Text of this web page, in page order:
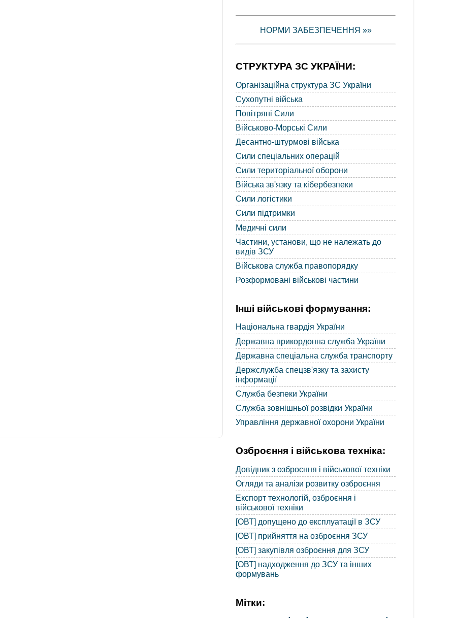
НОРМИ ЗАБЕЗПЕЧЕННЯ »»
СТРУКТУРА ЗС УКРАЇНИ:
Організаційна структура ЗС України
Сухопутні війська
Повітряні Сили
Військово-Морські Сили
Десантно-штурмові війська
Сили спеціальних операцій
Сили територіальної оборони
Війська зв'язку та кібербезпеки
Сили логістики
Сили підтримки
Медичні сили
Частини, установи, що не належать до
видів ЗСУ
Військова служба правопорядку
Розформовані військові частини
Інші військові формування:
Національна гвардія України
Державна прикордонна служба України
Державна спеціальна служба транспорту
Держслужба спецзв'язку та захисту
інформації
Служба безпеки України
Служба зовнішньої розвідки України
Управління державної охорони України
Озброєння і військова техніка:
Довідник з озброєння і військової техніки
Огляди та аналізи розвитку озброєння
Експорт технологій, озброєння і
військової техніки
[ОВТ] допущено до експлуатації в ЗСУ
[ОВТ] прийняття на озброєння ЗСУ
[ОВТ] закупівля озброєння для ЗСУ
[ОВТ] надходження до ЗСУ та інших
формувань
Мітки: